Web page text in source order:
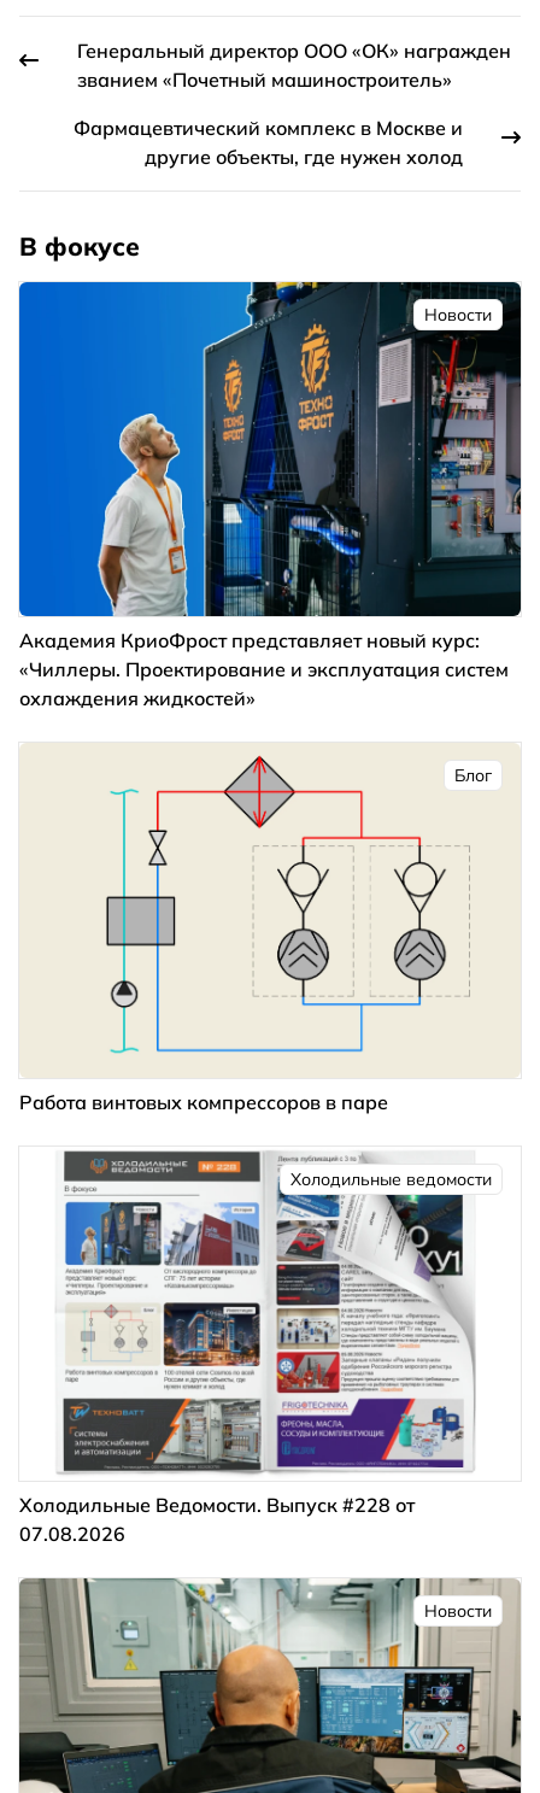
Генеральный директор ООО «ОК» награжден
званием «Почетный машиностроитель»
Фармацевтический комплекс в Москве и
другие объекты, где нужен холод
В фокусе
Новости
Академия КриоФрост представляет новый курс:
«Чиллеры. Проектирование и эксплуатация систем
охлаждения жидкостей»
Блог
Работа винтовых компрессоров в паре
Холодильные ведомости
Холодильные Ведомости. Выпуск #228 от
07.08.2026
Новости